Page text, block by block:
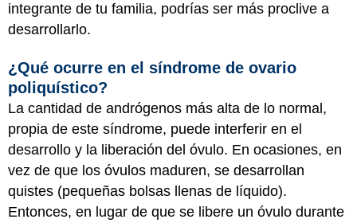
integrante de tu familia, podrías ser más proclive a
desarrollarlo.
¿Qué ocurre en el síndrome de ovario
poliquístico?
La cantidad de andrógenos más alta de lo normal,
propia de este síndrome, puede interferir en el
desarrollo y la liberación del óvulo. En ocasiones, en
vez de que los óvulos maduren, se desarrollan
quistes (pequeñas bolsas llenas de líquido).
Entonces, en lugar de que se libere un óvulo durante